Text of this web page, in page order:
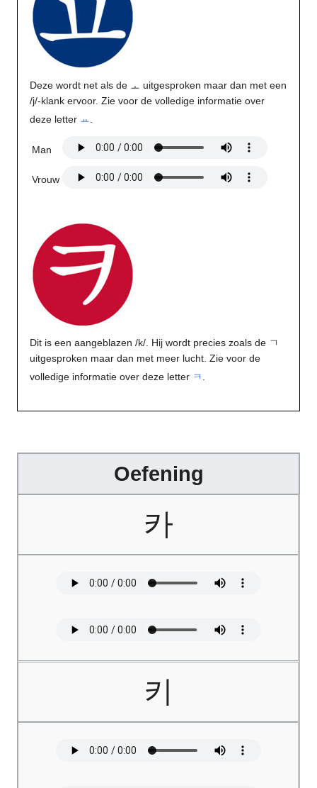
Deze wordt net als de ㅗ uitgesproken maar dan met een
/j/-klank ervoor. Zie voor de volledige informatie over
deze letter ㅛ
Man
Vrouw
Dit is een aangeblazen /k/. Hij wordt precies zoals de ㄱ
uitgesproken maar dan met meer lucht. Zie voor de
volledige informatie over deze letter ㅋ
Oefening
카
키